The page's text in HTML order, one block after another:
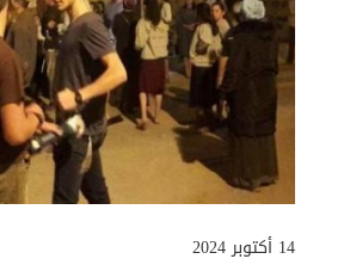
14 أكتوبر 2024